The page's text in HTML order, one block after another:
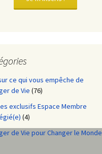
ce qui vous empêche de
de Vie (76)
exclusifs Espace Membre
(4)
de Vie pour Changer le Monde